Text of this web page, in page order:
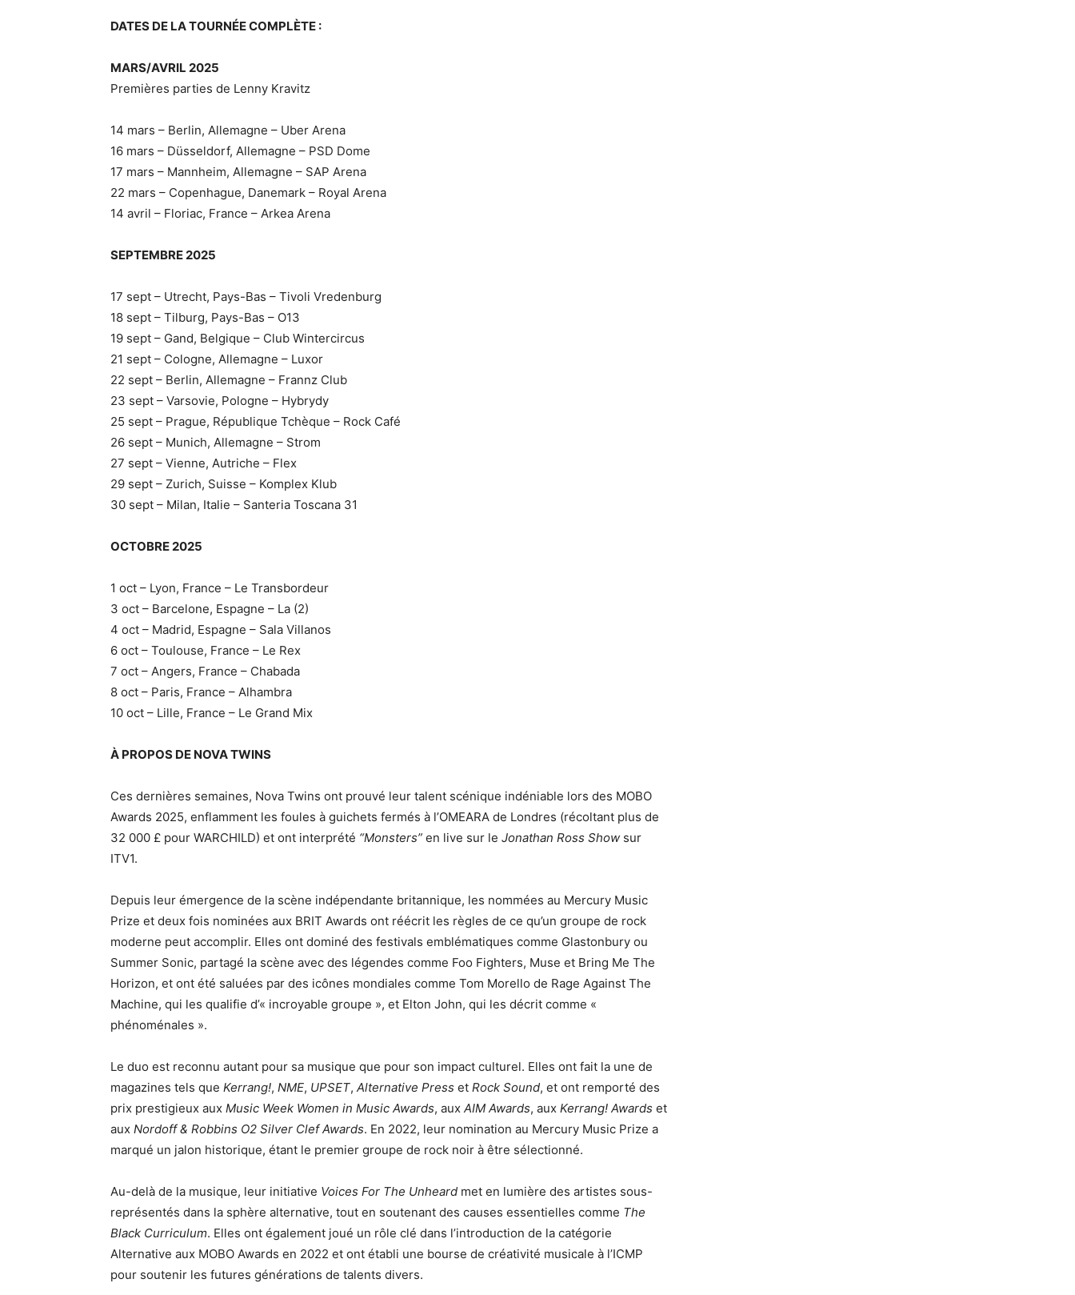
DATES DE LA TOURNÉE COMPLÈTE :
MARS/AVRIL 2025
Premières parties de Lenny Kravitz
14 mars – Berlin, Allemagne – Uber Arena
16 mars – Düsseldorf, Allemagne – PSD Dome
17 mars – Mannheim, Allemagne – SAP Arena
22 mars – Copenhague, Danemark – Royal Arena
14 avril – Floriac, France – Arkea Arena
SEPTEMBRE 2025
17 sept – Utrecht, Pays-Bas – Tivoli Vredenburg
18 sept – Tilburg, Pays-Bas – O13
19 sept – Gand, Belgique – Club Wintercircus
21 sept – Cologne, Allemagne – Luxor
22 sept – Berlin, Allemagne – Frannz Club
23 sept – Varsovie, Pologne – Hybrydy
25 sept – Prague, République Tchèque – Rock Café
26 sept – Munich, Allemagne – Strom
27 sept – Vienne, Autriche – Flex
29 sept – Zurich, Suisse – Komplex Klub
30 sept – Milan, Italie – Santeria Toscana 31
OCTOBRE 2025
1 oct – Lyon, France – Le Transbordeur
3 oct – Barcelone, Espagne – La (2)
4 oct – Madrid, Espagne – Sala Villanos
6 oct – Toulouse, France – Le Rex
7 oct – Angers, France – Chabada
8 oct – Paris, France – Alhambra
10 oct – Lille, France – Le Grand Mix
À PROPOS DE NOVA TWINS
Ces dernières semaines, Nova Twins ont prouvé leur talent scénique indéniable lors des MOBO
Awards 2025, enflamment les foules à guichets fermés à l’OMEARA de Londres (récoltant plus de
32 000 £ pour WARCHILD) et ont interprété “Monsters” en live sur le Jonathan Ross Show sur
ITV1.
Depuis leur émergence de la scène indépendante britannique, les nommées au Mercury Music
Prize et deux fois nominées aux BRIT Awards ont réécrit les règles de ce qu’un groupe de rock
moderne peut accomplir. Elles ont dominé des festivals emblématiques comme Glastonbury ou
Summer Sonic, partagé la scène avec des légendes comme Foo Fighters, Muse et Bring Me The
Horizon, et ont été saluées par des icônes mondiales comme Tom Morello de Rage Against The
Machine, qui les qualifie d’« incroyable groupe », et Elton John, qui les décrit comme «
phénoménales ».
Le duo est reconnu autant pour sa musique que pour son impact culturel. Elles ont fait la une de
magazines tels que Kerrang!, NME, UPSET, Alternative Press et Rock Sound, et ont remporté des
prix prestigieux aux Music Week Women in Music Awards, aux AIM Awards, aux Kerrang! Awards et
aux Nordoff & Robbins O2 Silver Clef Awards. En 2022, leur nomination au Mercury Music Prize a
marqué un jalon historique, étant le premier groupe de rock noir à être sélectionné.
Au-delà de la musique, leur initiative Voices For The Unheard met en lumière des artistes sous-
représentés dans la sphère alternative, tout en soutenant des causes essentielles comme The
Black Curriculum. Elles ont également joué un rôle clé dans l’introduction de la catégorie
Alternative aux MOBO Awards en 2022 et ont établi une bourse de créativité musicale à l’ICMP
pour soutenir les futures générations de talents divers.